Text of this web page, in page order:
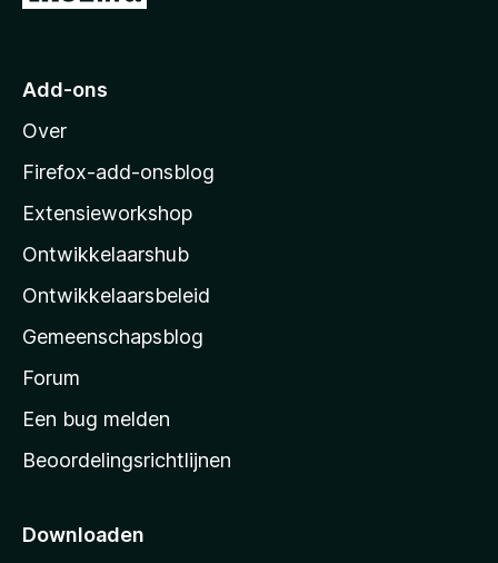
r
o
z
l
l
a
s
s
t
r
p
Add-ons
Over
Firefox-add-onsblog
Extensieworkshop
Ontwikkelaarshub
Ontwikkelaarsbeleid
Gemeenschapsblog
Forum
Een bug melden
Beoordelingsrichtlijnen
Downloaden